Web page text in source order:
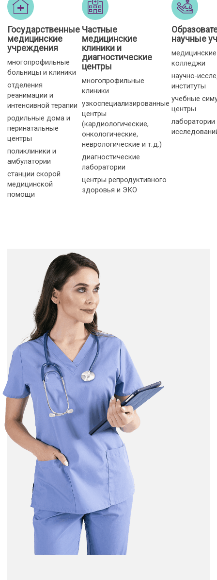
Государственные
медицинские
учреждения
многопрофильные
больницы и клиники
отделения
реанимации и
интенсивной терапии
родильные дома и
перинатальные
центры
поликлиники и
амбулатории
станции скорой
медицинской
помощи
Частные
медицинские
клиники и
диагностические
центры
многопрофильные
клиники
узкоспециализированные
центры
(кардиологические,
онкологические,
неврологические и т. д.)
диагностические
лаборатории
центры репродуктивного
здоровья и ЭКО
научные
колледжи
институты
учебные
центры
лаборатории